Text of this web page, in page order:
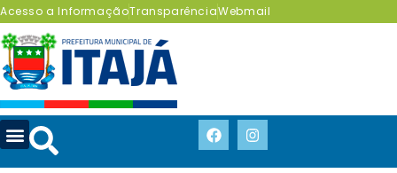
Acesso a InformaçãoTransparênciaWebmail